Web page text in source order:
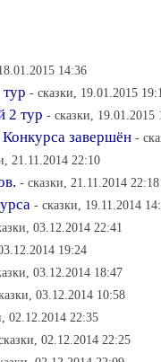
14:36
- сказки, 19.01.2015
2 тур - сказки, 19.01.2015
завершён -
21.11.2014 22:10
- сказки, 21.11.2014 22:18
- сказки, 19.11.2014
03.12.2014 22:41
19:24
03.12.2014 18:47
03.12.2014 10:58
02.12.2014 22:35
02.12.2014 22:25